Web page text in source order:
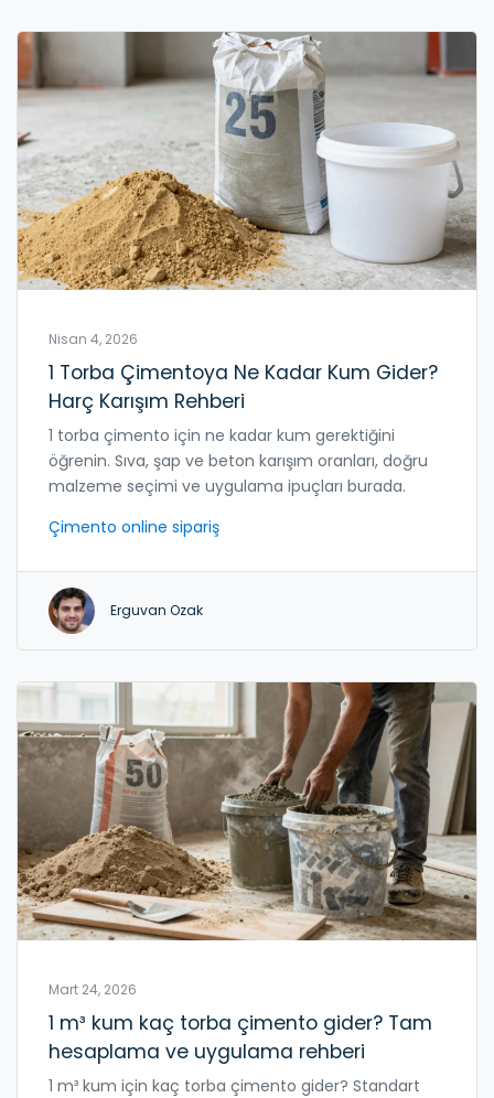
Nisan 4, 2026
1 Torba Çimentoya Ne Kadar Kum Gider?
Harç Karışım Rehberi
1 torba çimento için ne kadar kum gerektiğini
öğrenin. Sıva, şap ve beton karışım oranları, doğru
malzeme seçimi ve uygulama ipuçları burada.
Çimento online sipariş
Erguvan Ozak
Mart 24, 2026
1 m³ kum kaç torba çimento gider? Tam
hesaplama ve uygulama rehberi
1 m³ kum için kaç torba çimento gider? Standart